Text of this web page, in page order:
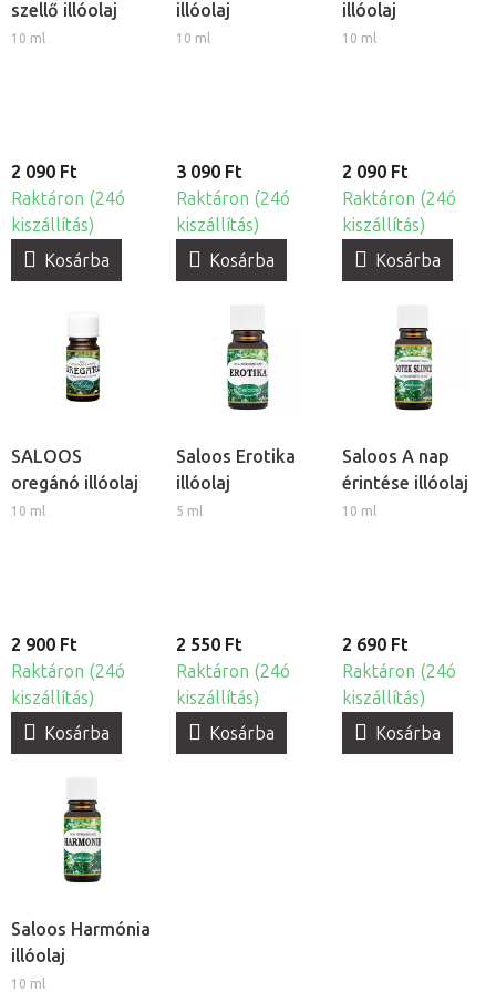
szellő illóolaj
10 ml
2 090 Ft
Raktáron (24ó
kiszállítás)
Kosárba
illóolaj
10 ml
3 090 Ft
Raktáron (24ó
kiszállítás)
Kosárba
illóolaj
10 ml
2 090 Ft
Raktáron (24ó
kiszállítás)
Kosárba
SALOOS
oregánó illóolaj
10 ml
2 900 Ft
Raktáron (24ó
kiszállítás)
Kosárba
Saloos Erotika
illóolaj
5 ml
2 550 Ft
Raktáron (24ó
kiszállítás)
Kosárba
Saloos A nap
érintése illóolaj
10 ml
2 690 Ft
Raktáron (24ó
kiszállítás)
Kosárba
Saloos Harmónia
illóolaj
10 ml